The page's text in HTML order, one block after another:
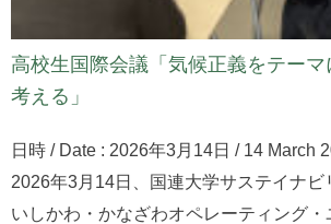
高校生国際会議「気候正義をテー
考える」
日時 / Date : 2026年3月14日 / 14 March
2026年3月14日、国連大学サステイナビ
いしかわ・かなざわオペレーティング